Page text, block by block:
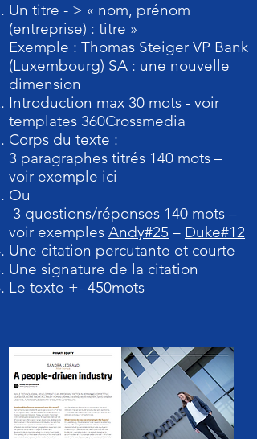
Un titre - > « nom, prénom
(entreprise) : titre »
Exemple : Thomas Steiger VP Bank
(Luxembourg) SA : une nouvelle
dimension
Introduction max 30 mots - voir
templates 360Crossmedia
Corps du texte :
3 paragraphes titrés 140 mots –
voir exemple ici
Ou
3 questions/réponses 140 mots –
voir exemples Andy#25 – Duke#12
Une citation percutante et courte
Une signature de la citation
Le texte +- 450mots